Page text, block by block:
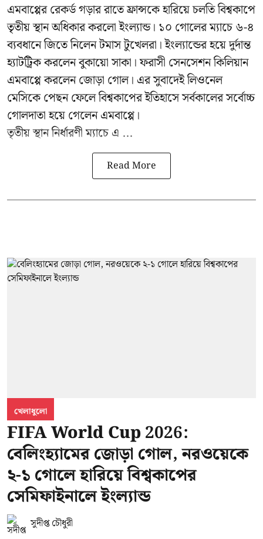
এমবাপ্পের রেকর্ড গড়ার রাতে ফ্রান্সকে হারিয়ে চলতি বিশ্বকাপে
তৃতীয় স্থান অধিকার করলো ইংল্যান্ড। ১০ গোলের ম্যাচে ৬-৪
ব্যবধানে জিতে নিলেন টমাস টুখেলরা। ইংল্যান্ডের হয়ে দুর্দান্ত
হ্যাটট্রিক করলেন বুকায়ো সাকা। ফরাসী সেনসেশন কিলিয়ান
এমবাপ্পে করলেন জোড়া গোল। এর সুবাদেই লিওনেল
মেসিকে পেছন ফেলে বিশ্বকাপের ইতিহাসে সর্বকালের সর্বোচ্চ
গোলদাতা হয়ে গেলেন এমবাপ্পে।
তৃতীয় স্থান নির্ধারণী ম্যাচে এ ...
Read More
খেলাধুলো
FIFA World Cup 2026:
বেলিংহ্যামের জোড়া গোল, নরওয়েকে
২-১ গোলে হারিয়ে বিশ্বকাপের
সেমিফাইনালে ইংল্যান্ড
সুদীপ্ত চৌধুরী